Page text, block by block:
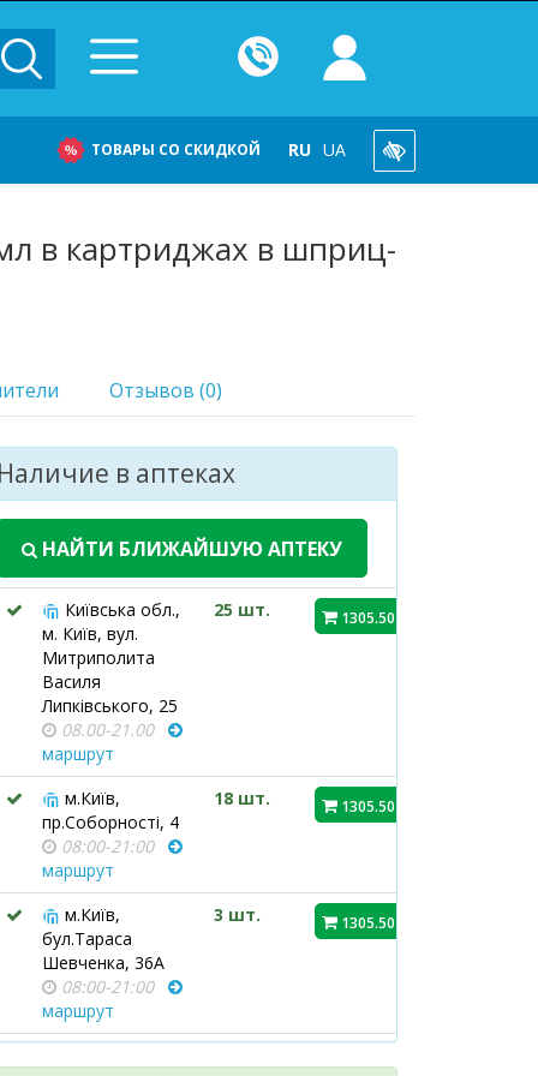
ТОВАРЫ СО СКИДКОЙ RU UA
в картриджах в шприц-
Отзывов (0)
средство
15 аптеках
Наличие в аптеках
НАЙТИ БЛИЖАЙШУЮ АПТЕКУ
Київська обл.,
м. Київ, вул.
Митриполита
Василя
Липківського, 25
08.00-21.00
маршрут
25 шт. 1305.50 ₴
м.Київ,
пр.Соборності, 4
08:00-21:00
маршрут
18 шт. 1305.50 ₴
м.Київ,
бул.Тараса
Шевченка, 36А
08:00-21:00
маршрут
3 шт. 1305.50 ₴
1305.50 ₴